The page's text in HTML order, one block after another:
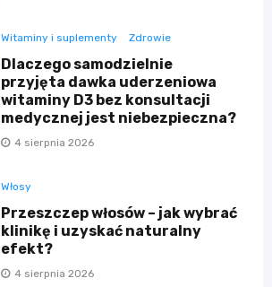
Witaminy i suplementy Zdrowie
Dlaczego samodzielnie
przyjęta dawka uderzeniowa
witaminy D3 bez konsultacji
medycznej jest niebezpieczna?
4 sierpnia 2026
Włosy
Przeszczep włosów – jak wybrać
klinikę i uzyskać naturalny
efekt?
4 sierpnia 2026